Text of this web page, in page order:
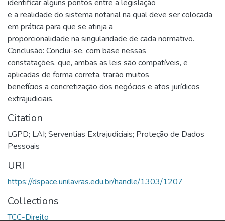
identificar alguns pontos entre a legislação
e a realidade do sistema notarial na qual deve ser colocada
em prática para que se atinja a
proporcionalidade na singularidade de cada normativo.
Conclusão: Conclui-se, com base nessas
constatações, que, ambas as leis são compatíveis, e
aplicadas de forma correta, trarão muitos
benefícios a concretização dos negócios e atos jurídicos
extrajudiciais.
Citation
LGPD; LAI; Serventias Extrajudiciais; Proteção de Dados
Pessoais
URI
https://dspace.unilavras.edu.br/handle/1303/1207
Collections
TCC-Direito